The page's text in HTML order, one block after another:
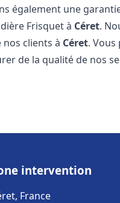
également une
Frisquet à Céret.
clients à Céret.
de la qualité de nos
intervention
France